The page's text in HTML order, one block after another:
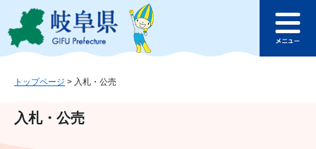
ジ
ュ
このページの本文へ
ュ
トップページ > 入札・公売
入札・公売